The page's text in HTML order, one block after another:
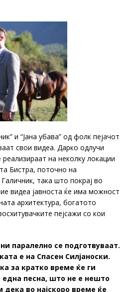
и “Јана убава” од фолк пејачот
свои видеа. Дарко одлучи
на неколку локации
Бистра, поточно на
така што покрај во
видеа јавноста ќе има можност
архитектура, богатото
пејсажи со кои
паралелно се подготвуваат.
е на Спасен Силјаноски.
за кратко време ќе ги
песна, што не е нешто
во најскоро време ќе